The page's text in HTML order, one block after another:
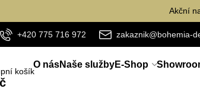
Akční
+420 775 716 972 zakaznik@bohemia-
košík
O násNaše službyE-Shop